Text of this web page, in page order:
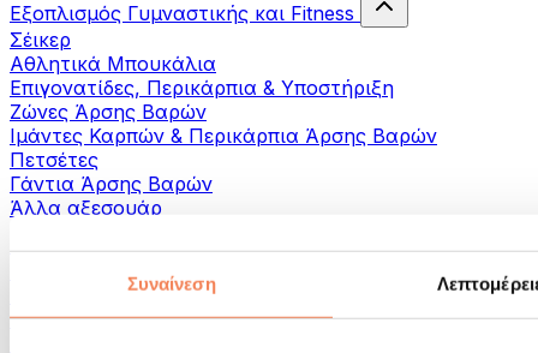
Συναίνεση
Εξοπλισμός Γυμναστικής και Fitness
Σέικερ
Αθλητικά Μπουκάλια
Επιγονατίδες, Περικάρπια & Υποστήριξη
Ζώνες Άρσης Βαρών
Ιμάντες Καρπών & Περικάρπια Άρσης Βαρών
Πετσέτες
Γάντια Άρσης Βαρών
Άλλα αξεσουάρ
Βοηθήματα- αποκατάστασης
Πιστόλια μασάζ
Εργαλεία μασάζ
Κύλινδροι Αφρού & Εξοπλισμός Μασάζ